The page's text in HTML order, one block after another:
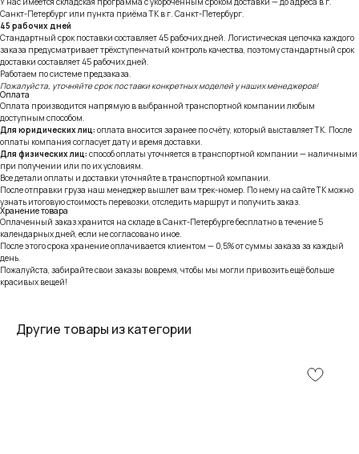
Санкт-Петербург или пункта приёма ТК в г. Санкт-Петербург.
45 рабочих дней
Стандартный срок поставки составляет 45 рабочих дней. Логистическая цепочка каждого
заказа предусматривает трёхступенчатый контроль качества, поэтому стандартный срок
доставки составляет 45 рабочих дней.
Работаем по системе предзаказа.
Пожалуйста, уточняйте срок поставки конкретных моделей у наших менеджеров!
Оплата
Оплата производится напрямую в выбранной транспортной компании любым
доступным способом.
Для юридических лиц: оплата вносится заранее по счёту, который выставляет ТК. После
оплаты компания согласует дату и время доставки.
Для физических лиц: способ оплаты уточняется в транспортной компании — наличными
при получении или по их условиям.
Все детали оплаты и доставки уточняйте в транспортной компании.
После отправки груза наш менеджер вышлет вам трек-номер. По нему на сайте ТК можно
узнать итоговую стоимость перевозки, отследить маршрут и получить заказ.
Хранение товара
Оплаченный заказ хранится на складе в Санкт-Петербурге бесплатно в течение 5
календарных дней, если не согласовано иное.
После этого срока хранение оплачивается клиентом — 0,5% от суммы заказа за каждый
день.
Пожалуйста, забирайте свои заказы вовремя, чтобы мы могли привозить ещё больше
красивых вещей!
Другие товары из категории